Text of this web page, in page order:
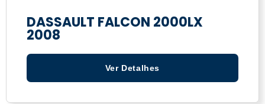
DASSAULT FALCON 2000LX
2008
Ver Detalhes